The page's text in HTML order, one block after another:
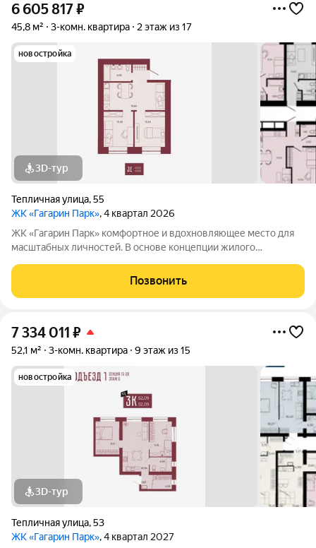
6 605 817₽
45,8 м² 3-комн. квартира 2 этаж из 17
новостройка
3D-тур
Тепличная улица,55
ЖК «Гагарин Парк», 4 квартал 2026
ЖК «Гагарин Парк» комфортное и вдохновляющее место для
масштабных личностей. В основе концепции жилого
великого летчика-космонавта и героя СССР. Жилой квартал
«Гагарин Парк» расположился в
Позвонить
7 334 011 ₽
52,1 м² 3-комн. квартира 9 этаж из 15
новостройка
3D-тур
Тепличная улица,53
ЖК «Гагарин Парк», 4 квартал 2027